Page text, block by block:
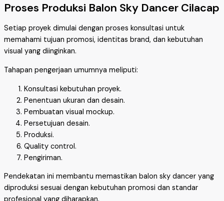
Proses Produksi Balon Sky Dancer Cilacap
Setiap proyek dimulai dengan proses konsultasi untuk
memahami tujuan promosi, identitas brand, dan kebutuhan
visual yang diinginkan.
Tahapan pengerjaan umumnya meliputi:
Konsultasi kebutuhan proyek.
Penentuan ukuran dan desain.
Pembuatan visual mockup.
Persetujuan desain.
Produksi.
Quality control.
Pengiriman.
Pendekatan ini membantu memastikan balon sky dancer yang
diproduksi sesuai dengan kebutuhan promosi dan standar